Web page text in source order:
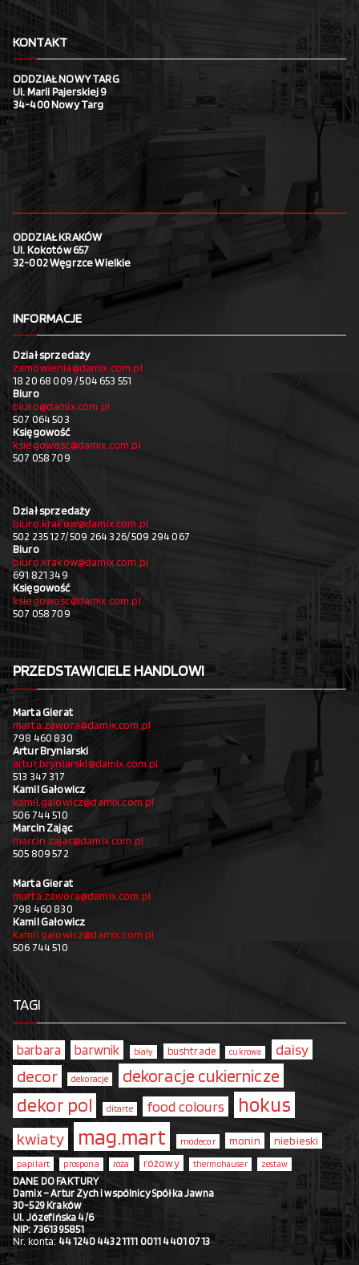
KONTAKT
ODDZIAŁ NOWY TARG
Ul. Marii Pajerskiej 9
34-400 Nowy Targ
ODDZIAŁ KRAKÓW
Ul. Kokotów 657
32-002 Węgrzce Wielkie
INFORMACJE
Dział sprzedaży
zamowienia@damix.com.pl
18 20 68 009 / 504 653 551
Biuro
biuro@damix.com.pl
507 064 503
Księgowość
ksiegowosc@damix.com.pl
507 058 709
Dział sprzedaży
biuro.krakow@damix.com.pl
502 235 127/ 509 264 326/ 509 294 067
Biuro
biuro.krakow@damix.com.pl
691 821 349
Księgowość
ksiegowosc@damix.com.pl
507 058 709
PRZEDSTAWICIELE HANDLOWI
Marta Gierat
marta.zawora@damix.com.pl
798 460 830
Artur Bryniarski
artur.bryniarski@damix.com.pl
513 347 317
Kamil Gałowicz
kamil.galowicz@damix.com.pl
506 744 510
Marcin Zając
marcin.zajac@damix.com.pl
505 809 572
Marta Gierat
marta.zawora@damix.com.pl
798 460 830
Kamil Gałowicz
kamil.galowicz@damix.com.pl
506 744 510
TAGI
barbara barwnik biały bushtrade cukrowa daisy
decor dekoracje dekoracje cukiernicze
dekor pol ditarte food colours hokus
kwiaty mag.mart modecor monin niebieski
papilart prospona róża różowy thermohauser zestaw
DANE DO FAKTURY
Damix – Artur Zych i wspólnicy Spółka Jawna
30-529 Kraków
Ul. Józefińska 4/6
NIP: 7361395851
Nr. konta: 44 1240 4432 1111 0011 4401 0713